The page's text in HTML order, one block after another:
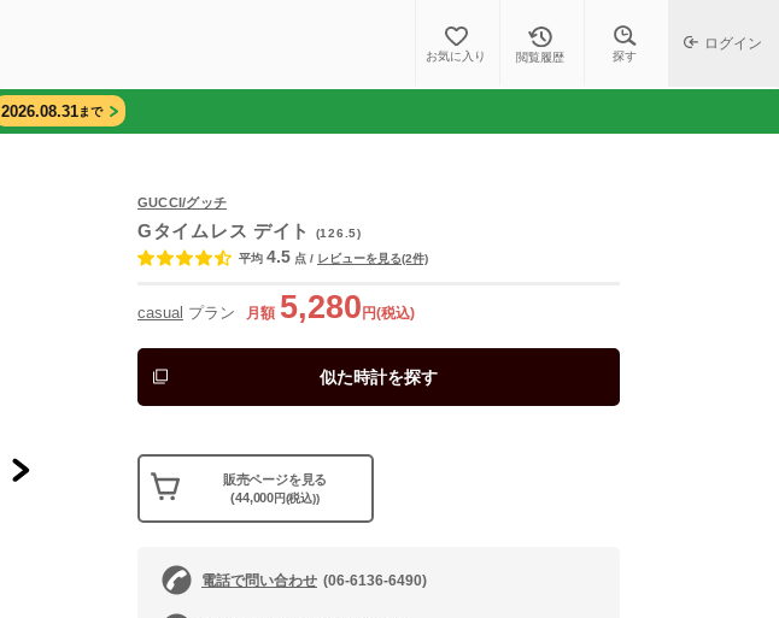
中古販売について
お気に入り 閲覧履歴 探す
ログイン
2026.08.31まで
GUCCI/グッチ
Gタイムレス デイト
(126.5)
平均 4.5 点 / レビューを見る(2件)
casual プラン 月額 5,280 円(税込)
似た時計を探す
販売ページを見る
(44,000円(税込))
電話で問い合わせ (06-6136-6490)